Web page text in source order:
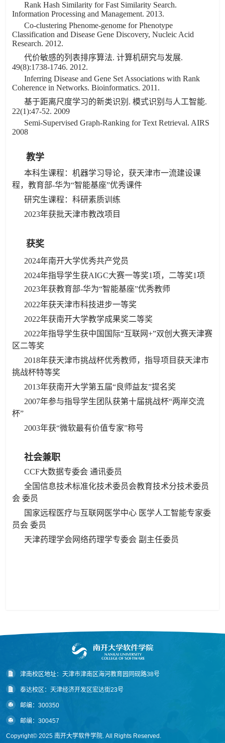
Rank Hash Similarity for Fast Similarity Search.
Information Processing and Management. 2013.
Co-clustering Phenome-genome for Phenotype
Classification and Disease Gene Discovery, Nucleic Acid
Research. 2012.
代价敏感的列表排序算法. 计算机研究与发展.
49(8):1738-1746. 2012.
Inferring Disease and Gene Set Associations with Rank
Coherence in Networks. Bioinformatics. 2011.
基于距离尺度学习的新类识别. 模式识别与人工智能.
22(1):47-52. 2009
Semi-Supervised Graph-Ranking for Text Retrieval. AIRS
2008
教学
本科生课程：机器学习导论，获天津市一流建设课
程，教育部-华为“智能基座”优秀课件
研究生课程：科研素质训练
2023年获批天津市教改项目
获奖
2024年南开大学优秀共产党员
2024年指导学生获AIGC大赛一等奖1项，二等奖1项
2023年获教育部-华为“智能基座”优秀教师
2022年获天津市科技进步一等奖
2022年获南开大学教学成果奖二等奖
2022年指导学生获中国国际“互联网+”双创大赛天津赛
区二等奖
2018年获天津市挑战杯优秀教师，指导项目获天津市
挑战杯特等奖
2013年获南开大学第五届“良师益友”提名奖
2007年参与指导学生团队获第十届挑战杯“两岸交流
杯”
2003年获“微软最有价值专家”称号
社会兼职
CCF大数据专委会 通讯委员
全国信息技术标准化技术委员会教育技术分技术委员
会 委员
国家远程医疗与互联网医学中心 医学人工智能专家委
员会 委员
天津药理学会网络药理学专委会 副主任委员
津南校区地址：天津市津南区海河教育园同砚路38号
泰达校区：天津经济开发区宏达街23号
邮编：300350
邮编：300457
Copyright© 2025 南开大学软件学院. All Rights Reserved.